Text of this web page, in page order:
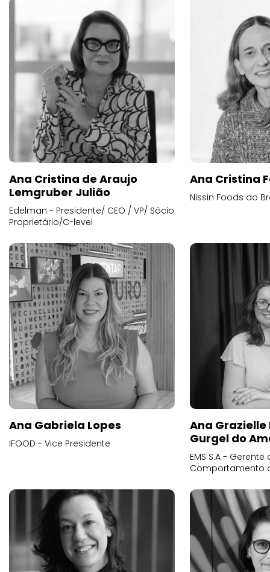
Ana Cristina de Araujo
Lemgruber Julião
Edelman - Presidente/ CEO / VP/ Sócio
Proprietário/C-level
Ana Cristina
Nissin Foods do
Ana Gabriela Lopes
IFOOD - Vice Presidente
Ana
Gurgel do
EMS S.A -
Comportamento